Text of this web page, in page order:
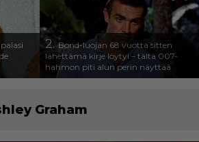
2.Bond-luojan 68 vuotta sitten
lähettämä kirje löytyi – tältä 007-
hahmon piti alun perin näyttää
Graham